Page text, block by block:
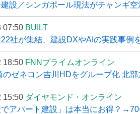
設／シンガポール現法がチャンギ空
07:50 BUILT
社が集結、建設DXやAIの実践事例
18:50 FNNプライムオンライン
のゼネコン吉川HDをグループ化 北
15:50 ダイヤモンド・オンライン
でアパート建設」は本当にお得？